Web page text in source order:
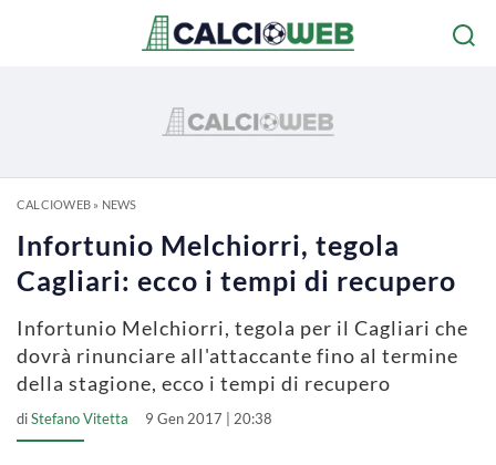
CALCIOWEB» NEWS
Infortunio Melchiorri, tegola
Cagliari: ecco i tempi di recupero
Infortunio Melchiorri, tegola per il Cagliari che
dovrà rinunciare all'attaccante fino al termine
della stagione, ecco i tempi di recupero
diStefano Vitetta 9 Gen 2017 | 20:38